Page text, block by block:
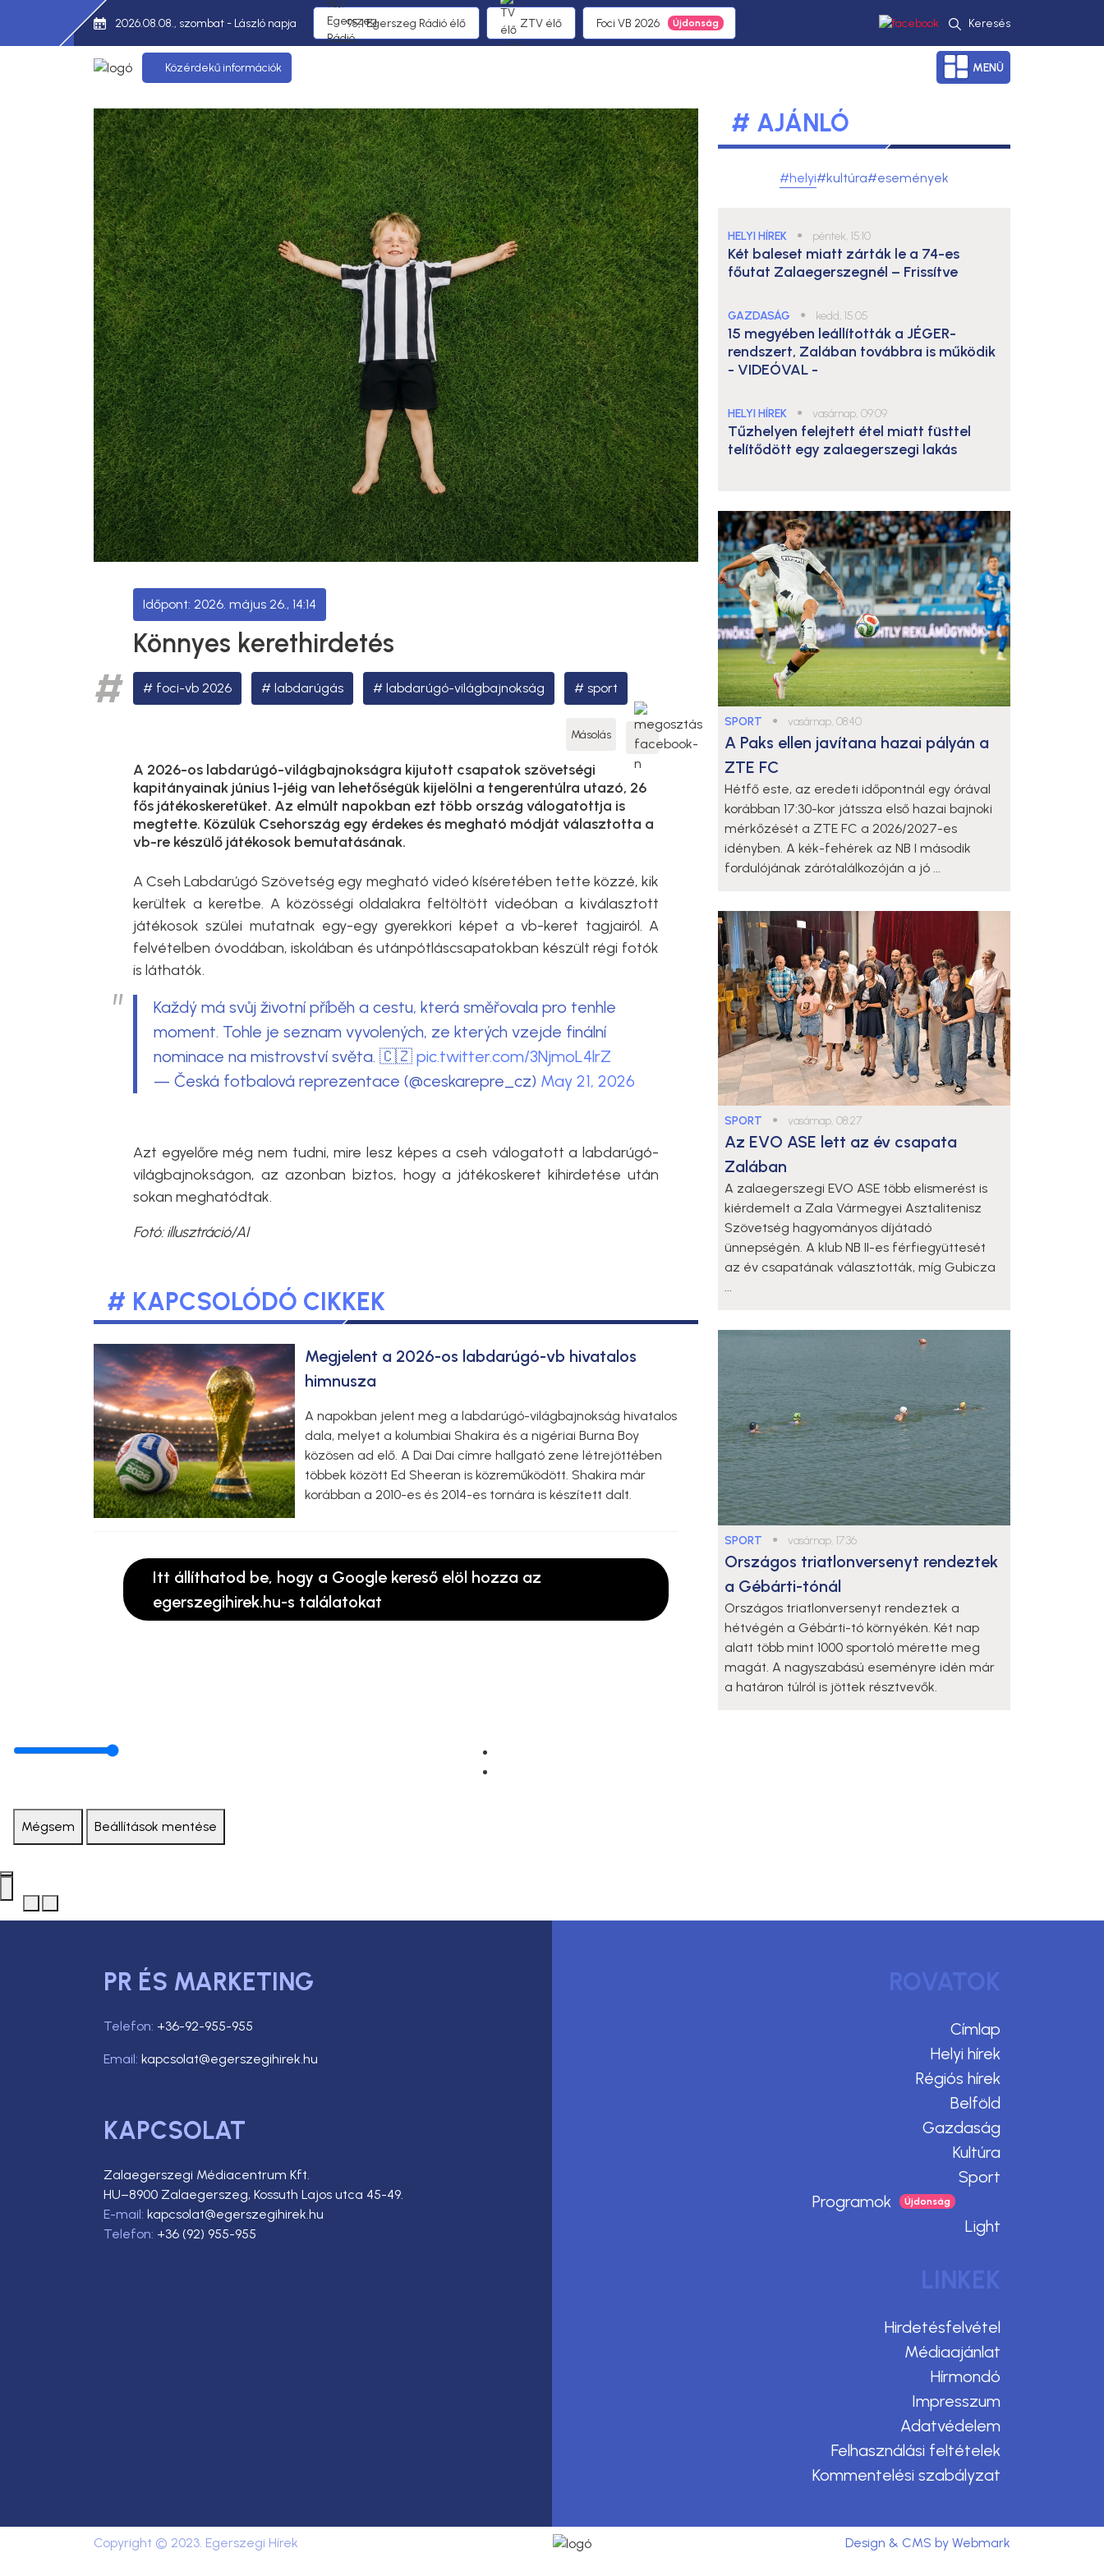
2026.08.08., szombat - László napja 95,1 Egerszeg Rádió élő ZTV élő Foci VB 2026 Keresés
Közérdekű információk MENÜ
2026. május 26., 14:14
Könnyes kerethirdetés
foci-vb 2026 labdarúgás labdarúgó-világbajnokság sport
Másolás
A 2026-os labdarúgó-világbajnokságra kijutott csapatok szövetségi
kapitányainak június 1-jéig van lehetőségük kijelölni a tengerentúlra utazó, 26
fős játékoskeretüket. Az elmúlt napokban ezt több ország válogatottja is
megtette. Közülük Csehország egy érdekes és megható módját választotta a
vb-re készülő játékosok bemutatásának.
A Cseh Labdarúgó Szövetség egy megható videó kíséretében tette közzé, kik
kerültek a keretbe. A közösségi oldalakra feltöltött videóban a kiválasztott
játékosok szülei mutatnak egy-egy gyerekkori képet a vb-keret tagjairól. A
felvételben óvodában, iskolában és utánpótláscsapatokban készült régi fotók
is láthatók.
Každý má svůj životní příběh a cestu, která směřovala pro tenhle
moment. Tohle je seznam vyvolených, ze kterých vzejde finální
nominace na mistrovství světa. 🇨🇿 pic.twitter.com/3NjmoL4lrZ
— Česká fotbalová reprezentace (@ceskarepre_cz) May 21, 2026
Azt egyelőre még nem tudni, mire lesz képes a cseh válogatott a labdarúgó-
világbajnokságon, az azonban biztos, hogy a játékoskeret kihirdetése után
sokan meghatódtak.
Fotó: illusztráció/AI
# KAPCSOLÓDÓ CIKKEK
Megjelent a 2026-os labdarúgó-vb hivatalos
himnusza
A napokban jelent meg a labdarúgó-világbajnokság hivatalos
dala, melyet a kolumbiai Shakira és a nigériai Burna Boy
közösen ad elő. A Dai Dai címre hallgató zene létrejöttében
többek között Ed Sheeran is közreműködött. Shakira már
korábban a 2010-es és 2014-es tornára is készített dalt.
Itt állíthatod be, hogy a Google kereső elöl hozza az
egerszegihirek.hu-s találatokat
# AJÁNLÓ
#helyi#kultúra#események
HELYI HÍREK ● péntek, 15:10
Két baleset miatt zárták le a 74-es
főutat Zalaegerszegnél – Frissítve
GAZDASÁG ● kedd, 15:05
15 megyében leállították a JÉGER-
rendszert, Zalában továbbra is működik
- VIDEÓVAL -
HELYI HÍREK ● vasárnap, 09:09
Tűzhelyen felejtett étel miatt füsttel
telítődött egy zalaegerszegi lakás
SPORT ● vasárnap, 08:40
A Paks ellen javítana hazai pályán a
ZTE FC
Hétfő este, az eredeti időpontnál egy órával
korábban 17:30-kor játssza első hazai bajnoki
mérkőzését a ZTE FC a 2026/2027-es
idényben. A kék-fehérek az NB I második
fordulójának zárótalálkozóján a jó ...
SPORT ● vasárnap, 08:27
Az EVO ASE lett az év csapata
Zalában
A zalaegerszegi EVO ASE több elismerést is
kiérdemelt a Zala Vármegyei Asztalitenisz
Szövetség hagyományos díjátadó
ünnepségén. A klub NB II-es férfiegyüttesét
az év csapatának választották, míg Gubicza
...
SPORT ● vasárnap, 17:36
Országos triatlonversenyt rendeztek
a Gébárti-tónál
Országos triatlonversenyt rendeztek a
hétvégén a Gébárti-tó környékén. Két nap
alatt több mint 1000 sportoló mérette meg
magát. A nagyszabású eseményre idén már
a határon túlról is jöttek résztvevők.
Mégsem Beállítások mentése
PR ÉS MARKETING
Telefon: +36-92-955-955
Email: kapcsolat@egerszegihirek.hu
KAPCSOLAT
Zalaegerszegi Médiacentrum Kft.
HU–8900 Zalaegerszeg, Kossuth Lajos utca 45-49.
E-mail: kapcsolat@egerszegihirek.hu
Telefon: +36 (92) 955-955
ROVATOK
Címlap
Helyi hírek
Régiós hírek
Belföld
Gazdaság
Kultúra
Sport
Programok
Light
LINKEK
Hirdetésfelvétel
Médiaajánlat
Hírmondó
Impresszum
Adatvédelem
Felhasználási feltételek
Kommentelési szabályzat
Copyright © 2023. Egerszegi Hírek Design & CMS by Webmark